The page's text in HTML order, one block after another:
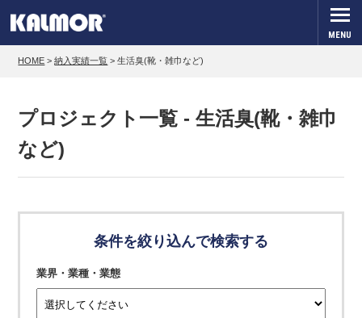
MENU
HOME >納入実績一覧 >生活臭(靴・雑巾など)
プロジェクト一覧 - 生活臭(靴・雑巾
など)
条件を絞り込んで検索する
業界・業種・業態